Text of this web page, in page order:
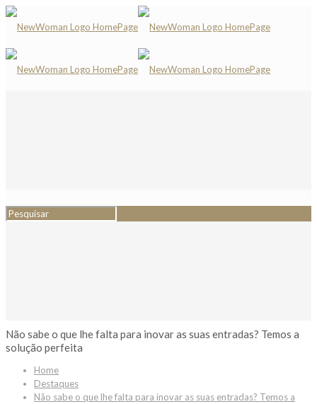
Não sabe o que lhe falta para inovar as suas entradas? Temos a
solução perfeita
Home
Destaques
Não sabe o que lhe falta para inovar as suas entradas? Temos a